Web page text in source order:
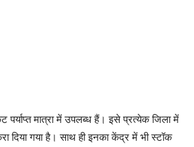
पर्याप्त मात्रा में उपलब्ध हैं। इसे प्रत्येक जिला में
दिया गया है। साथ ही इनका केंद्र में भी स्टॉक